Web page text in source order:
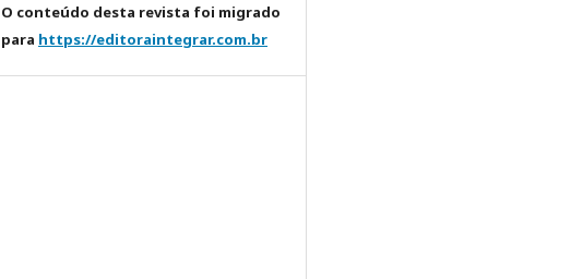
O conteúdo desta revista foi migrado
para https://editoraintegrar.com.br